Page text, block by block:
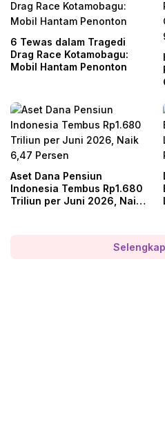
6 Tewas dalam Tragedi
Drag Race Kotamobagu:
Mobil Hantam Penonton
Aset Dana Pensiun
Indonesia Tembus Rp1.680
Triliun per Juni 2026, Naik